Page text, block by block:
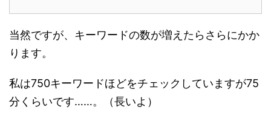
当然ですが、キーワードの数が増えたらさらにかか
ります。
私は750キーワードほどをチェックしていますが75
分くらいです……。（長いよ）